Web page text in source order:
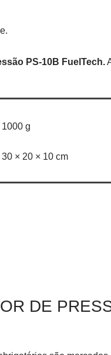
PS-10B FuelTech.
1000 g
30 × 20 × 10 cm
DE